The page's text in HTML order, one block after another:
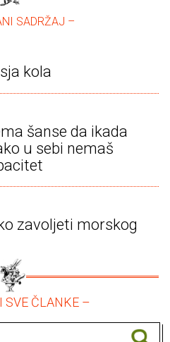
SADRŽAJ –
kola
šanse da ikada
u sebi nemaš
zavoljeti morskog
SVE ČLANKE –